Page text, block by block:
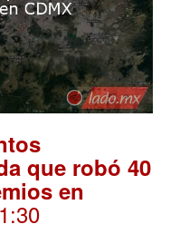
que robó 40
en